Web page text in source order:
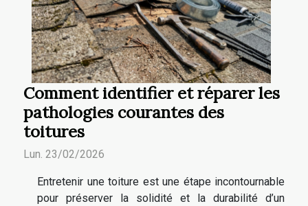
Comment identifier et réparer les
pathologies courantes des
toitures
Lun. 23/02/2026
Entretenir une toiture est une étape incontournable
pour préserver la solidité et la durabilité d’un